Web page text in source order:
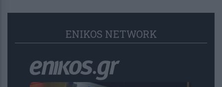
ENIKOS NETWORK